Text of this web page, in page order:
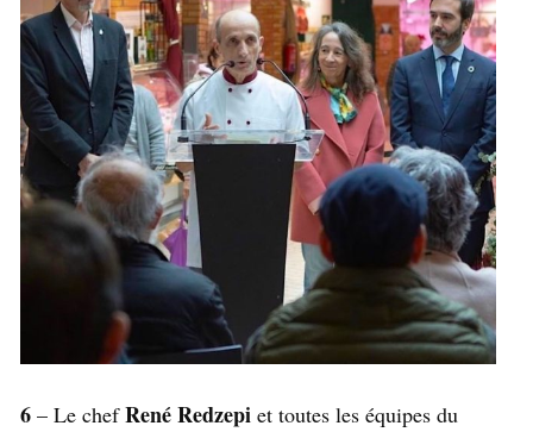
6 – Le chefRené Redzepi et toutes les équipes du